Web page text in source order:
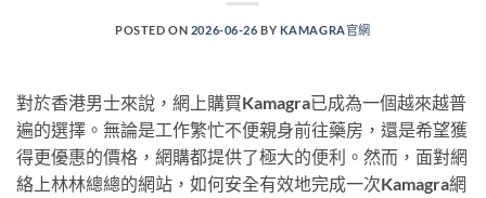
POSTED ON 2026-06-26 BY KAMAGRA官網
對於香港男士來說，網上購買Kamagra已成為一個越來越普
遍的選擇。無論是工作繁忙不便親身前往藥房，還是希望獲
得更優惠的價格，網購都提供了極大的便利。然而，面對網
絡上林林總總的網站，如何安全有效地完成一次Kamagra網